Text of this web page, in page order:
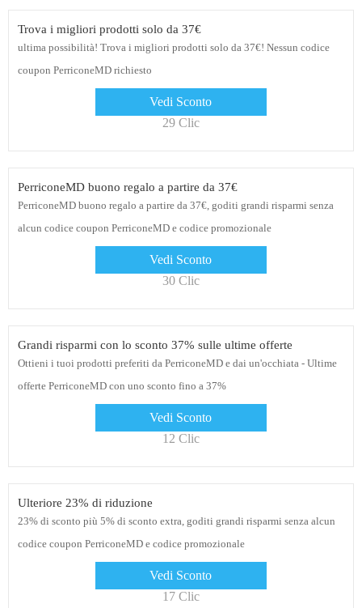
Trova i migliori prodotti solo da 37€
ultima possibilità! Trova i migliori prodotti solo da 37€! Nessun codice
coupon PerriconeMD richiesto
Vedi Sconto
29 Clic
PerriconeMD buono regalo a partire da 37€
PerriconeMD buono regalo a partire da 37€, goditi grandi risparmi senza
alcun codice coupon PerriconeMD e codice promozionale
Vedi Sconto
30 Clic
Grandi risparmi con lo sconto 37% sulle ultime offerte
Ottieni i tuoi prodotti preferiti da PerriconeMD e dai un'occhiata - Ultime
offerte PerriconeMD con uno sconto fino a 37%
Vedi Sconto
12 Clic
Ulteriore 23% di riduzione
23% di sconto più 5% di sconto extra, goditi grandi risparmi senza alcun
codice coupon PerriconeMD e codice promozionale
Vedi Sconto
17 Clic